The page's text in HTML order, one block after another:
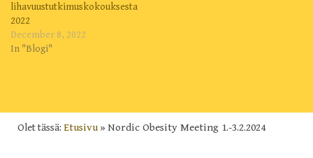
lihavuustutkimuskokouksesta
2022
December 8, 2022
In "Blogi"
Olet tässä: Etusivu » Nordic Obesity Meeting 1.-3.2.2024